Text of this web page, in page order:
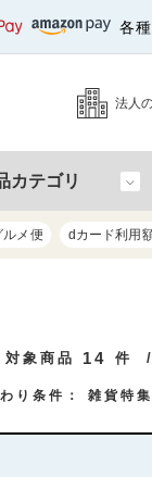
各
法人
カテゴリ
ルメ便 dカード利用
対象商品 14 件
り条件： 雑貨特集